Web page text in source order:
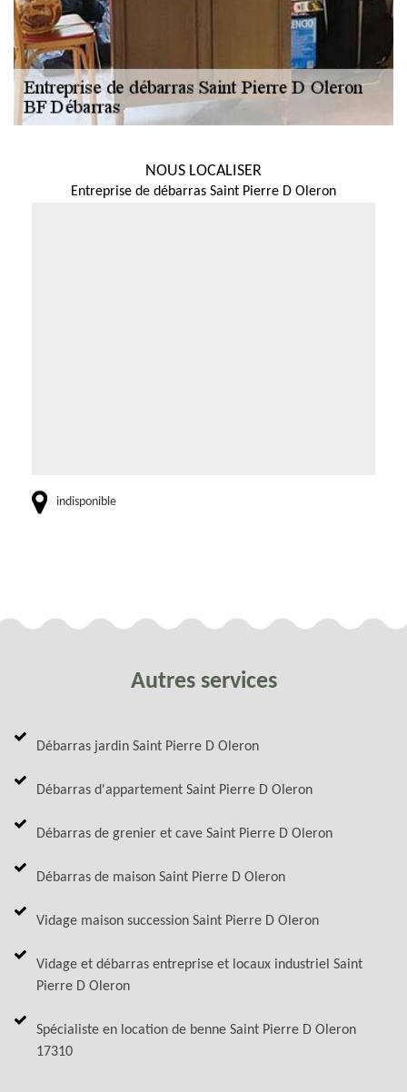
NOUS LOCALISER
Entreprise de débarras Saint Pierre D Oleron
indisponible
Autres services
Débarras jardin Saint Pierre D Oleron
Débarras d'appartement Saint Pierre D Oleron
Débarras de grenier et cave Saint Pierre D Oleron
Débarras de maison Saint Pierre D Oleron
Vidage maison succession Saint Pierre D Oleron
Vidage et débarras entreprise et locaux industriel Saint
Pierre D Oleron
Spécialiste en location de benne Saint Pierre D Oleron
17310